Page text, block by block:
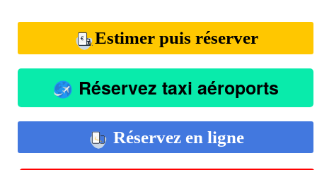
Estimer puis réserver
Réservez taxi aéroports
Réservez en ligne